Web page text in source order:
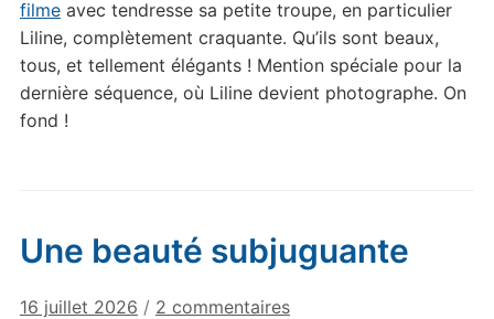
filmeavec tendresse sa petite troupe, en particulier
Liline, complètement craquante. Qu’ils sont beaux,
tous, et tellement élégants ! Mention spéciale pour la
dernière séquence, où Liline devient photographe. On
fond !
Une beauté subjuguante
16 juillet 2026 / 2 commentairessur